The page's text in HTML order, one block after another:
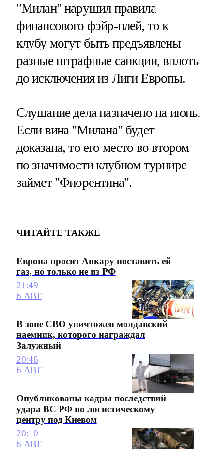
"Милан" нарушил правила
финансового фэйр-плей, то к
клубу могут быть предъявлены
разные штрафные санкции, вплоть
до исключения из Лиги Европы.
Слушание дела назначено на июнь.
Если вина "Милана" будет
доказана, то его место во втором
по значимости клубном турнире
займет "Фиорентина".
ЧИТАЙТЕ ТАКЖЕ
Европа просит Анкару поставить ей
газ, но только не из РФ
21:49
6 АВГ
В зоне СВО уничтожен молдавский
наемник, которого награждал
Залужный
20:46
6 АВГ
Опубликованы кадры последствий
удара ВС РФ по логистическому
центру под Киевом
20:10
6 АВГ